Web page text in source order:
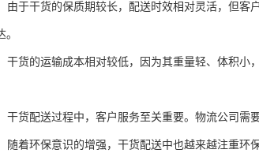
由于干货的保质期较长，配送时效相对灵活，但
干货的运输成本相对较低，因为其重量轻、体积
干货配送过程中，客户服务至关重要。物流公司需
随着环保意识的增强，干货配送中也越来越注重环